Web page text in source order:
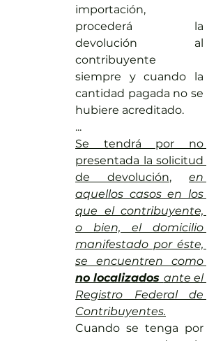
importación,
procederá la
devolución al
contribuyente
siempre y cuando la
cantidad pagada no se
hubiere acreditado.
...
Se tendrá por no
presentada la solicitud
de devolución, en
aquellos casos en los
que el contribuyente,
o bien, el domicilio
manifestado por éste,
no localizados ante el
Registro Federal de
Contribuyentes.
Cuando se tenga por